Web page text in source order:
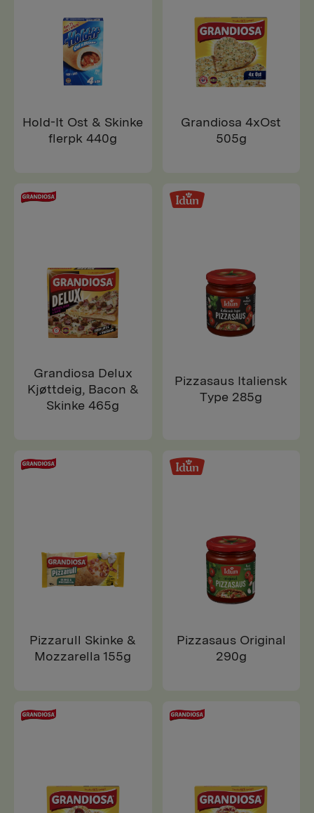
Hold-It Ost & Skinke
flerpk 440g
Grandiosa 4xOst
505g
Grandiosa Delux
Kjøttdeig, Bacon &
Skinke 465g
Pizzasaus Italiensk
Type 285g
Pizzarull Skinke &
Mozzarella 155g
Pizzasaus Original
290g